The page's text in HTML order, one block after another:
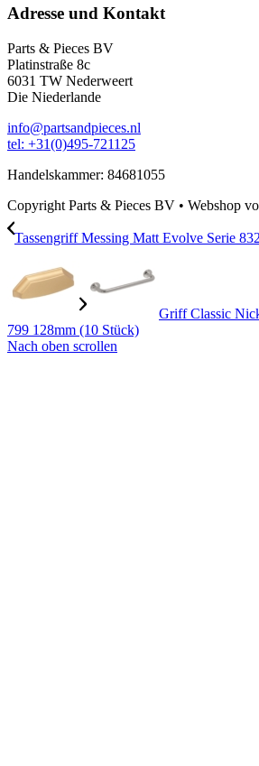
Adresse und Kontakt
Parts & Pieces BV
Platinstraße 8c
6031 TW Nederweert
Die Niederlande
info@partsandpieces.nl
tel: +31(0)495-721125
Handelskammer: 84681055
Copyright Parts & Pieces BV • Webshop
Tassengriff Messing Matt Evolve Serie
Griff Classic
799 128mm (10 Stück)
Nach oben scrollen